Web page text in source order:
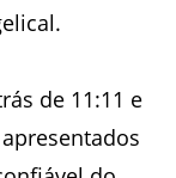
de 11:11 e